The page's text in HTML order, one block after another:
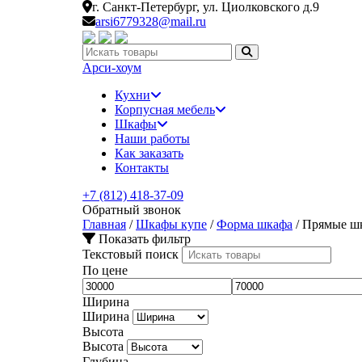
г. Санкт-Петербург, ул. Циолковского д.9
arsi6779328@mail.ru
Искать:
Арси-хоум
Кухни
Корпусная мебель
Шкафы
Наши работы
Как заказать
Контакты
+7 (812) 418-37-09
Обратный звонок
Главная /Шкафы купе /Форма шкафа /Прямые
Показать фильтр
Текстовый поиск
По цене
Ширина
Ширина
Высота
Высота